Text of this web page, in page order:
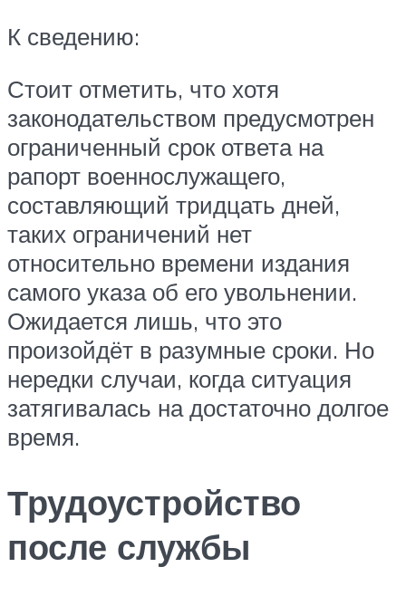
К сведению:
Стоит отметить, что хотя
законодательством предусмотрен
ограниченный срок ответа на
рапорт военнослужащего,
составляющий тридцать дней,
таких ограничений нет
относительно времени издания
самого указа об его увольнении.
Ожидается лишь, что это
произойдёт в разумные сроки. Но
нередки случаи, когда ситуация
затягивалась на достаточно долгое
время.
Трудоустройство
после службы